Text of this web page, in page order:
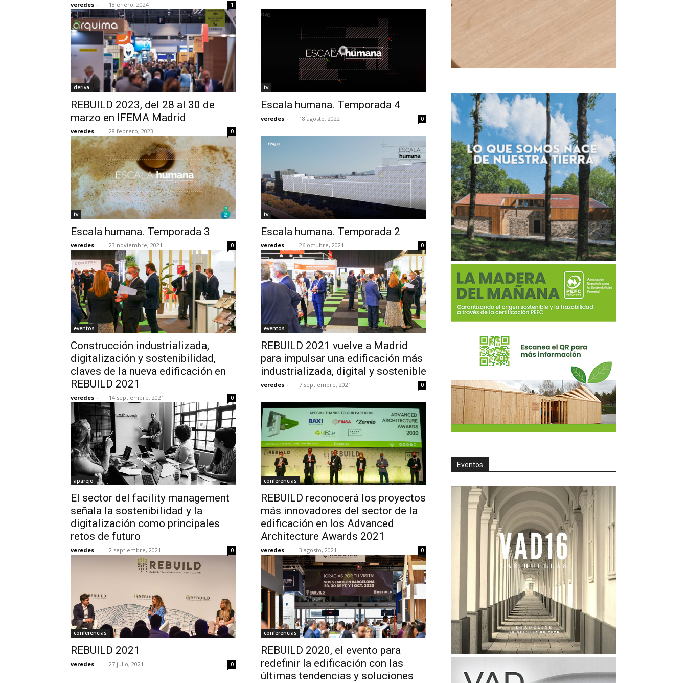
veredes - 18 enero, 2024 1
deriva
REBUILD 2023, del 28 al 30 de
marzo en IFEMA Madrid
veredes - 28 febrero, 2023 0
tv
Escala humana. Temporada 4
veredes - 18 agosto, 2022 0
tv
Escala humana. Temporada 3
veredes - 23 noviembre, 2021 0
tv
Escala humana. Temporada 2
veredes - 26 octubre, 2021 0
eventos
Construcción industrializada,
digitalización y sostenibilidad,
claves de la nueva edificación en
REBUILD 2021
veredes - 14 septiembre, 2021 0
eventos
REBUILD 2021 vuelve a Madrid
para impulsar una edificación más
industrializada, digital y sostenible
veredes - 7 septiembre, 2021 0
aparejo
El sector del facility management
señala la sostenibilidad y la
digitalización como principales
retos de futuro
veredes - 2 septiembre, 2021 0
conferencias
REBUILD reconocerá los proyectos
más innovadores del sector de la
edificación en los Advanced
Architecture Awards 2021
veredes - 3 agosto, 2021 0
conferencias
REBUILD 2021
veredes - 27 julio, 2021 0
conferencias
REBUILD 2020, el evento para
redefinir la edificación con las
últimas tendencias y soluciones
Eventos